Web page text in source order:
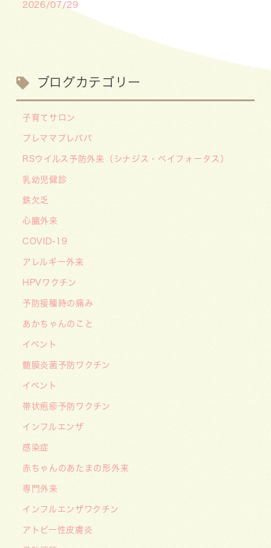
2026/07/29
【医療事務・受付募集】私たちと一緒に、子ども
たちの笑顔を支えませんか？（年間休日141日／
2026/07/13
【お知らせ】川崎市の「麻しん（はしか）対策事
2026/07/07
【デジタル診察券に移行します】
2026/06/16
【メディア・取材】学研の子育て応援サイト「こ
そだてまっぷ」に大熊喜彰院長監修の記事（こど
もの日焼け対策）がアップされました！
2026/05/19
――「武蔵小杉 森のこどもクリニック」の新た
な挑戦
2026/05/08
【メディア・取材】４月１０日発売「子供の科
ゴールデンウィーク（GW）の処方薬受け取りに
関する重要なお願い〜処方箋の有効期限は当日を
含めて「4日間」です〜
ブログカテゴリー
子育てサロン
プレママプレパパ
RSウイルス予防外来（シナジス・ベイフォータス）
乳幼児健診
鉄欠乏
心臓外来
COVID-19
アレルギー外来
HPVワクチン
予防接種時の痛み
あかちゃんのこと
イベント
髄膜炎菌予防ワクチン
イベント
帯状疱疹予防ワクチン
インフルエンザ
感染症
赤ちゃんのあたまの形外来
専門外来
インフルエンザワクチン
アトピー性皮膚炎